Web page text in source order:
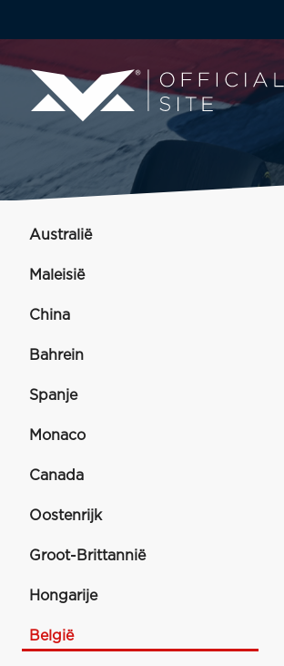
Australië
Maleisië
China
Bahrein
Spanje
Monaco
Canada
Oostenrijk
Groot-Brittannië
Hongarije
België